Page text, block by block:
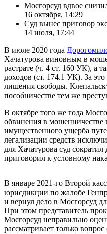
Мосгорсуд вдвое
16 октября, 14:29
Суд вынес приговор
14 июля, 17:44
В июле 2020 года
Хачатурова виновным в
растрате (ч. 4 ст. 160 УК), а
доходов (ст. 174.1 УК). За
лишения свободы.
пособничестве тем же
В октябре того же года
обвинения в мошенничестве
имущественного ущерба
легализации средств
для Хачатурова суд
приговорил к условному
В январе 2021-го Второй
юрисдикции по жалобе
и вернул дело в Мосгорсуд
При этом представитель
Мосгорсуд неправильно
рассматривает только